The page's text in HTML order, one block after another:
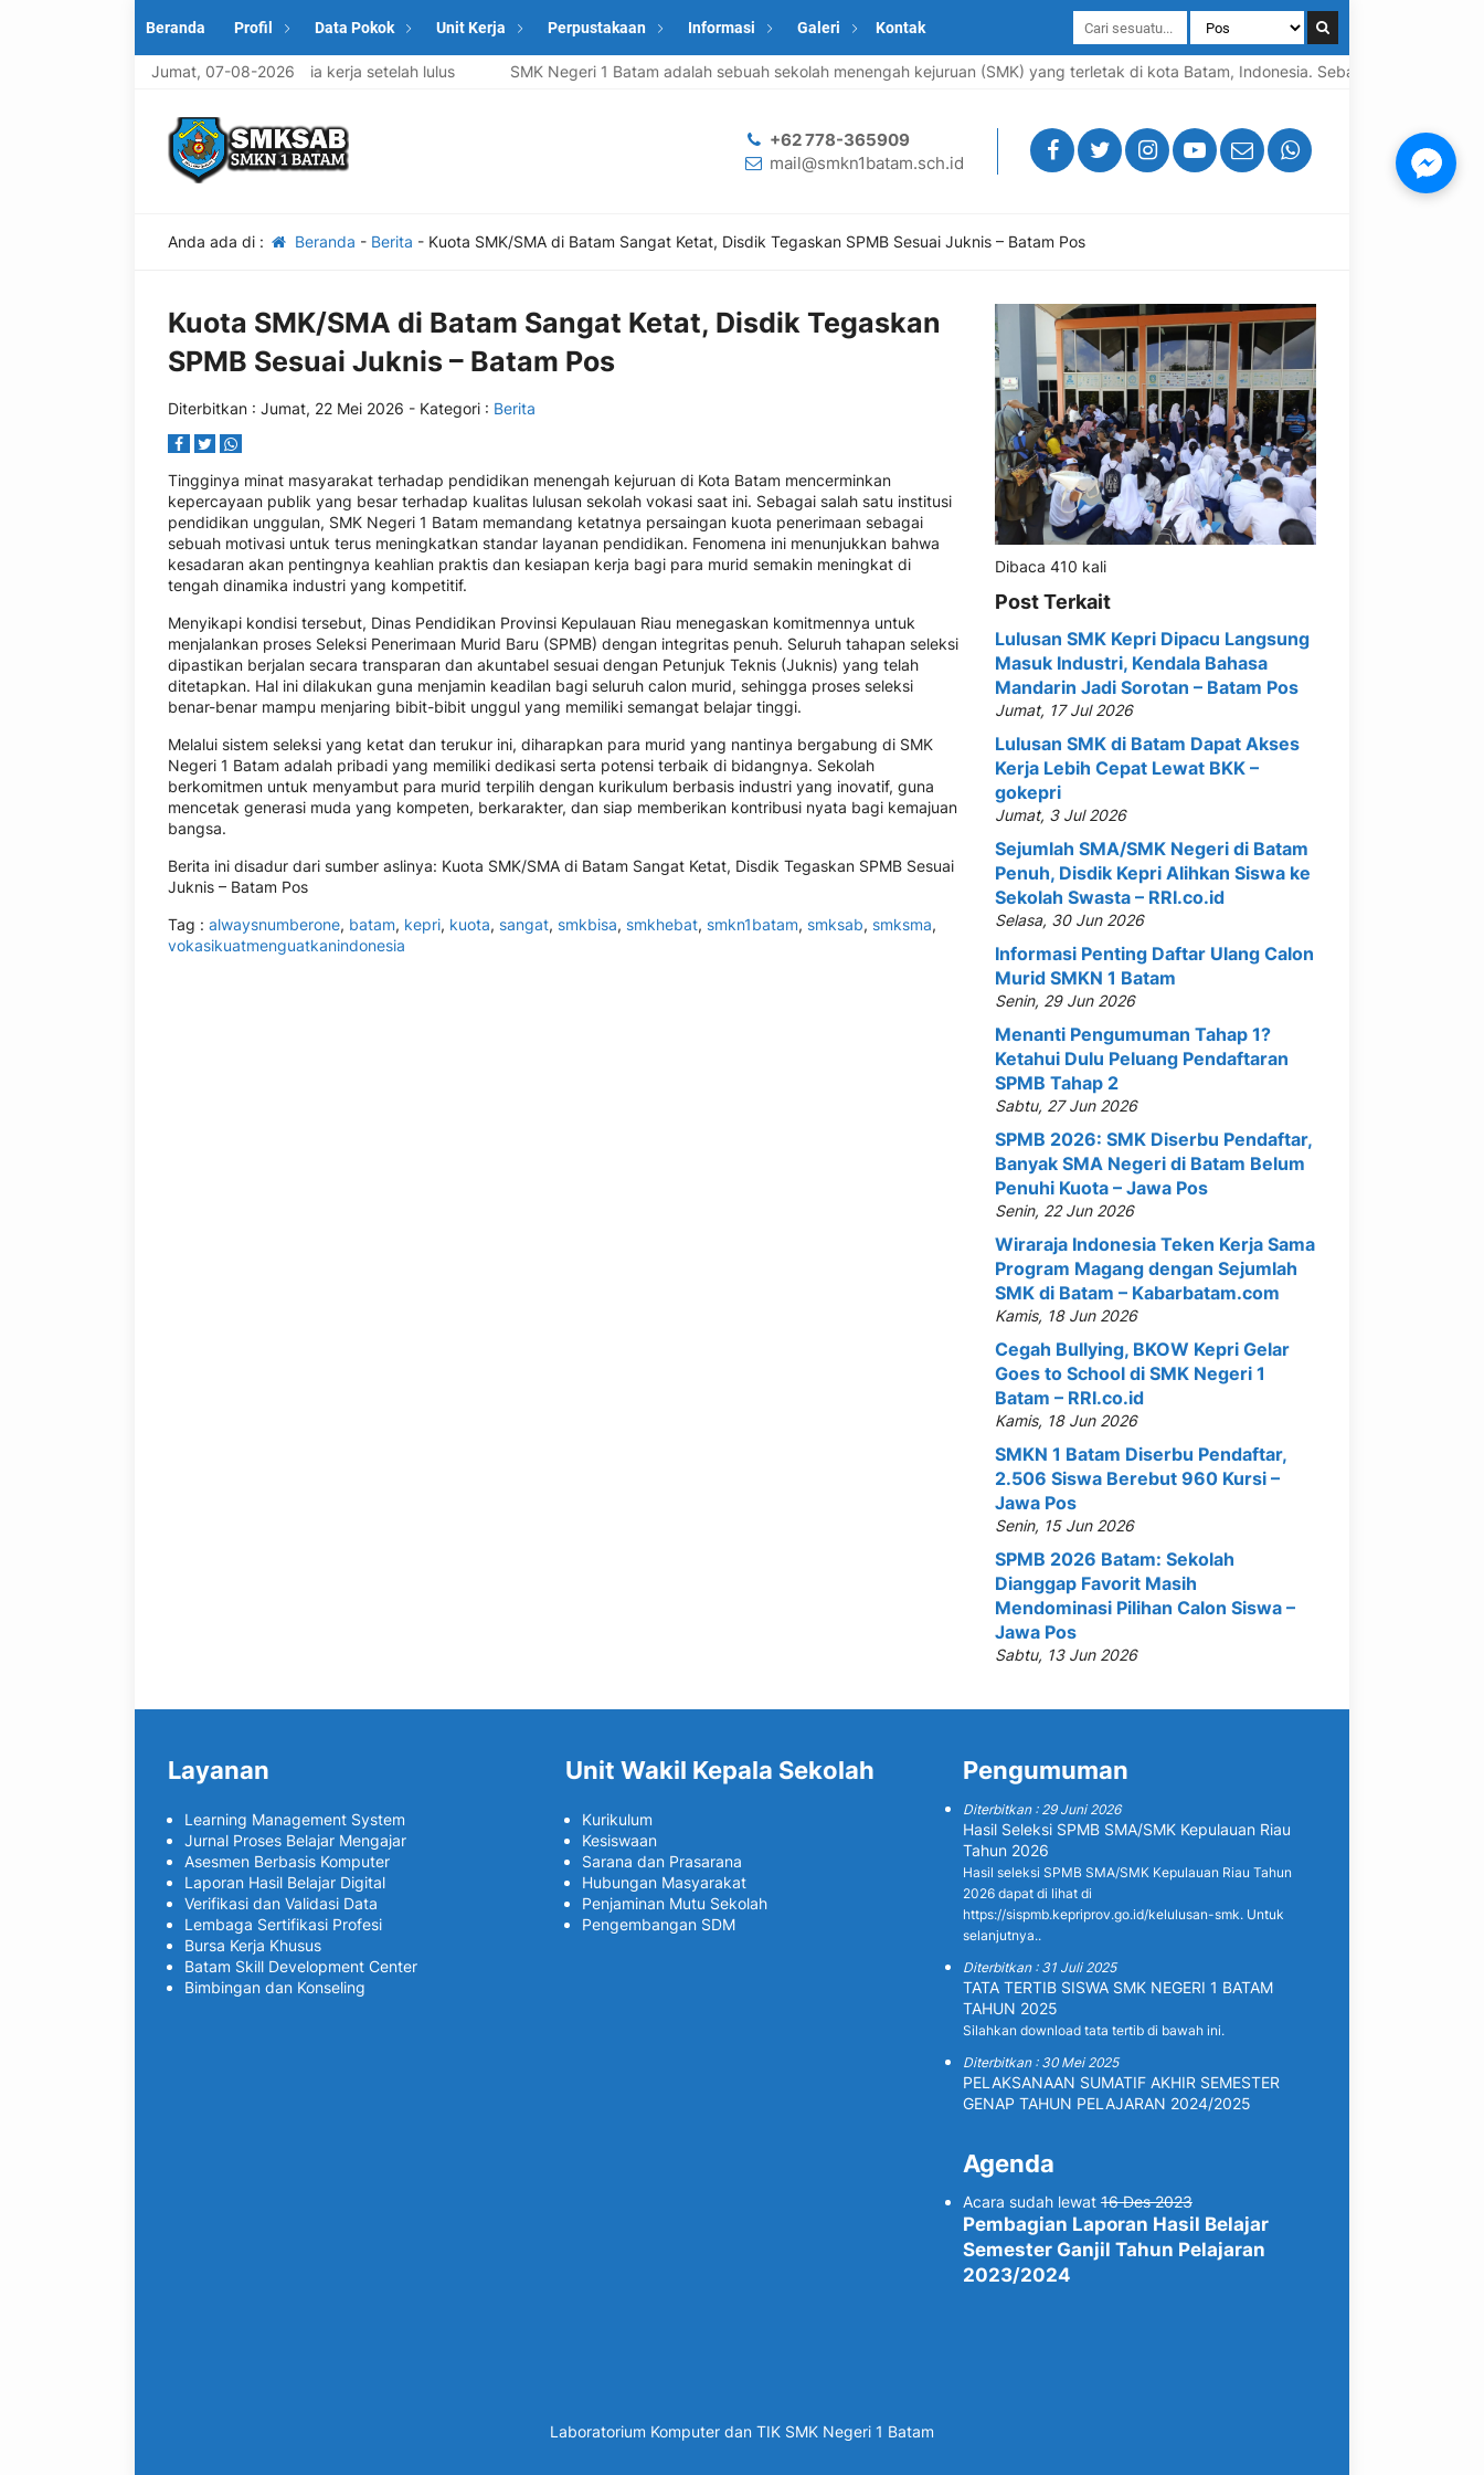
Beranda Profil Data Pokok Unit Kerja Perpustakaan Informasi Galeri Kontak
Jumat, 07-08-2026
praktis untuk memasuki dunia kerja setelah lulus SMK Negeri 1 Batam adalah sebuah sekolah menengah kejuruan (SMK) yang terletak di kota Batam, Indonesia. Sebagai SMK,
+62 778-365909
mail@smkn1batam.sch.id
Anda ada di : Beranda - Berita - Kuota SMK/SMA di Batam Sangat Ketat, Disdik Tegaskan SPMB Sesuai Juknis – Batam Pos
Kuota SMK/SMA di Batam Sangat Ketat, Disdik Tegaskan
SPMB Sesuai Juknis – Batam Pos
Diterbitkan : Jumat, 22 Mei 2026 - Kategori : Berita
Tingginya minat masyarakat terhadap pendidikan menengah kejuruan di Kota Batam mencerminkan
kepercayaan publik yang besar terhadap kualitas lulusan sekolah vokasi saat ini. Sebagai salah satu institusi
pendidikan unggulan, SMK Negeri 1 Batam memandang ketatnya persaingan kuota penerimaan sebagai
sebuah motivasi untuk terus meningkatkan standar layanan pendidikan. Fenomena ini menunjukkan bahwa
kesadaran akan pentingnya keahlian praktis dan kesiapan kerja bagi para murid semakin meningkat di
tengah dinamika industri yang kompetitif.
Menyikapi kondisi tersebut, Dinas Pendidikan Provinsi Kepulauan Riau menegaskan komitmennya untuk
menjalankan proses Seleksi Penerimaan Murid Baru (SPMB) dengan integritas penuh. Seluruh tahapan seleksi
dipastikan berjalan secara transparan dan akuntabel sesuai dengan Petunjuk Teknis (Juknis) yang telah
ditetapkan. Hal ini dilakukan guna menjamin keadilan bagi seluruh calon murid, sehingga proses seleksi
benar-benar mampu menjaring bibit-bibit unggul yang memiliki semangat belajar tinggi.
Melalui sistem seleksi yang ketat dan terukur ini, diharapkan para murid yang nantinya bergabung di SMK
Negeri 1 Batam adalah pribadi yang memiliki dedikasi serta potensi terbaik di bidangnya. Sekolah
berkomitmen untuk menyambut para murid terpilih dengan kurikulum berbasis industri yang inovatif, guna
mencetak generasi muda yang kompeten, berkarakter, dan siap memberikan kontribusi nyata bagi kemajuan
bangsa.
Berita ini disadur dari sumber aslinya: Kuota SMK/SMA di Batam Sangat Ketat, Disdik Tegaskan SPMB Sesuai
Juknis – Batam Pos
Tag : alwaysnumberone, batam, kepri, kuota, sangat, smkbisa, smkhebat, smkn1batam, smksab, smksma,
vokasikuatmenguatkanindonesia
Dibaca 410 kali
Post Terkait
Lulusan SMK Kepri Dipacu Langsung
Masuk Industri, Kendala Bahasa
Mandarin Jadi Sorotan – Batam Pos
Jumat, 17 Jul 2026
Lulusan SMK di Batam Dapat Akses
Kerja Lebih Cepat Lewat BKK –
gokepri
Jumat, 3 Jul 2026
Sejumlah SMA/SMK Negeri di Batam
Penuh, Disdik Kepri Alihkan Siswa ke
Sekolah Swasta – RRI.co.id
Selasa, 30 Jun 2026
Informasi Penting Daftar Ulang Calon
Murid SMKN 1 Batam
Senin, 29 Jun 2026
Menanti Pengumuman Tahap 1?
Ketahui Dulu Peluang Pendaftaran
SPMB Tahap 2
Sabtu, 27 Jun 2026
SPMB 2026: SMK Diserbu Pendaftar,
Banyak SMA Negeri di Batam Belum
Penuhi Kuota – Jawa Pos
Senin, 22 Jun 2026
Wiraraja Indonesia Teken Kerja Sama
Program Magang dengan Sejumlah
SMK di Batam – Kabarbatam.com
Kamis, 18 Jun 2026
Cegah Bullying, BKOW Kepri Gelar
Goes to School di SMK Negeri 1
Batam – RRI.co.id
Kamis, 18 Jun 2026
SMKN 1 Batam Diserbu Pendaftar,
2.506 Siswa Berebut 960 Kursi –
Jawa Pos
Senin, 15 Jun 2026
SPMB 2026 Batam: Sekolah
Dianggap Favorit Masih
Mendominasi Pilihan Calon Siswa –
Jawa Pos
Sabtu, 13 Jun 2026
Layanan
Learning Management System
Jurnal Proses Belajar Mengajar
Asesmen Berbasis Komputer
Laporan Hasil Belajar Digital
Verifikasi dan Validasi Data
Lembaga Sertifikasi Profesi
Bursa Kerja Khusus
Batam Skill Development Center
Bimbingan dan Konseling
Unit Wakil Kepala Sekolah
Kurikulum
Kesiswaan
Sarana dan Prasarana
Hubungan Masyarakat
Penjaminan Mutu Sekolah
Pengembangan SDM
Pengumuman
Diterbitkan : 29 Juni 2026
Hasil Seleksi SPMB SMA/SMK Kepulauan Riau
Tahun 2026
Hasil seleksi SPMB SMA/SMK Kepulauan Riau Tahun
2026 dapat di lihat di
https://sispmb.kepriprov.go.id/kelulusan-smk. Untuk
selanjutnya..
Diterbitkan : 31 Juli 2025
TATA TERTIB SISWA SMK NEGERI 1 BATAM
TAHUN 2025
Silahkan download tata tertib di bawah ini.
Diterbitkan : 30 Mei 2025
PELAKSANAAN SUMATIF AKHIR SEMESTER
GENAP TAHUN PELAJARAN 2024/2025
Agenda
Acara sudah lewat 16 Des 2023
Pembagian Laporan Hasil Belajar
Semester Ganjil Tahun Pelajaran
2023/2024
Laboratorium Komputer dan TIK SMK Negeri 1 Batam